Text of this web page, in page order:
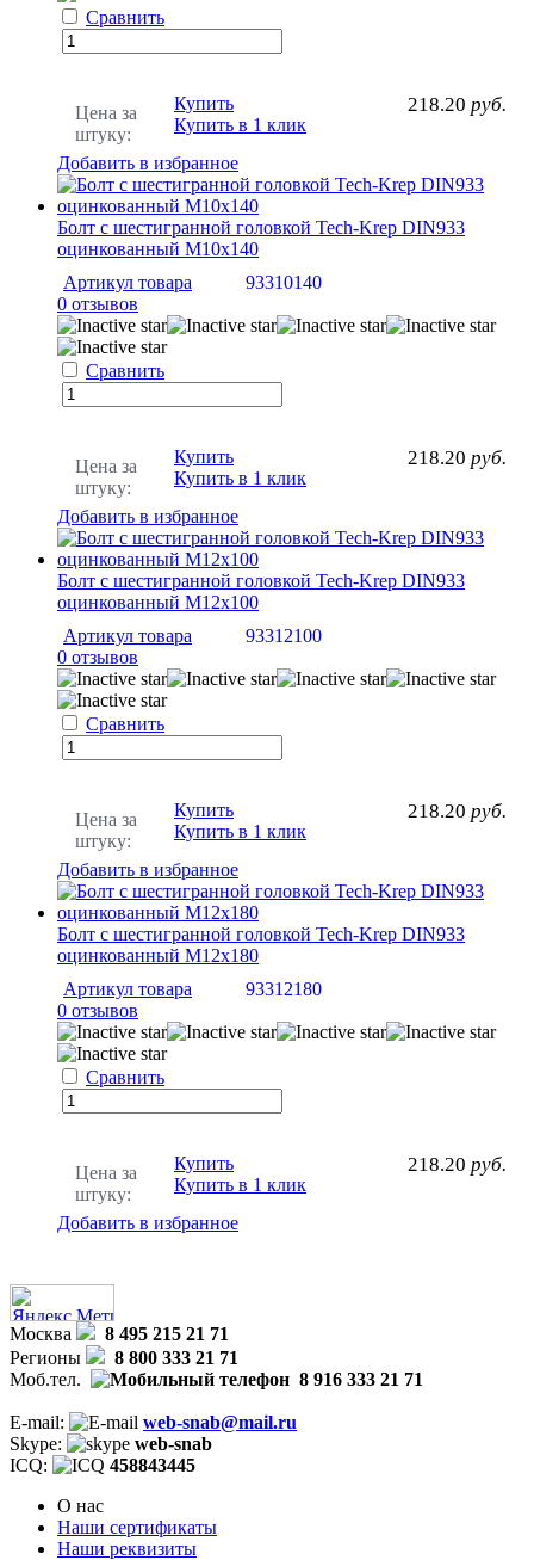
Сравнить
Цена за
штуку:
218.20 руб.
Купить
Купить в 1 клик
Добавить в избранное
Болт с шестигранной головкой Tech-Krep DIN933
оцинкованный М10х140
Артикул товара
93310140
0 отзывов
Сравнить
Цена за
штуку:
218.20 руб.
Купить
Купить в 1 клик
Добавить в избранное
Болт с шестигранной головкой Tech-Krep DIN933
оцинкованный М12х100
Артикул товара
93312100
0 отзывов
Сравнить
Цена за
штуку:
218.20 руб.
Купить
Купить в 1 клик
Добавить в избранное
Болт с шестигранной головкой Tech-Krep DIN933
оцинкованный М12х180
Артикул товара
93312180
0 отзывов
Сравнить
Цена за
штуку:
218.20 руб.
Купить
Купить в 1 клик
Добавить в избранное
Москва
8 495 215 21 71
Регионы
8 800 333 21 71
Моб.тел.
8 916 333 21 71
E-mail:
web-snab@mail.ru
Skype:
web-snab
ICQ:
458843445
О нас
Наши сертификаты
Наши реквизиты